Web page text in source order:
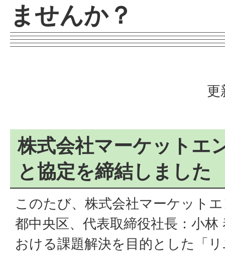
ませんか？
更
株式会社マーケットエ
と協定を締結しました
このたび、株式会社マーケット
都中央区、代表取締役社長：小
おける課題解決を目的とした「